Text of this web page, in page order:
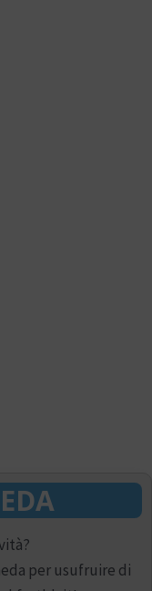
per usufruire di